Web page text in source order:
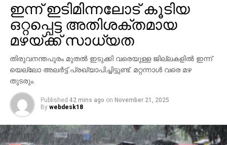
ഇന്ന് ഇടിമിന്നലോട് കൂടിയ
ഒറ്റപ്പെട്ട അതിശക്തമായ
മഴയ്ക്ക് സാധ്യത
തിരുവനന്തപുരം മുതല്‍ ഇടുക്കി വരെയുള്ള ജില്ലകളില്‍ ഇന്ന്
യെല്ലോ അലര്‍ട്ട് പ്രഖ്യാപിച്ചിട്ടുണ്ട്. മറ്റന്നാള്‍ വരെ മഴ
തുടരും.
Published 42 mins ago on November 21, 2025
By webdesk18